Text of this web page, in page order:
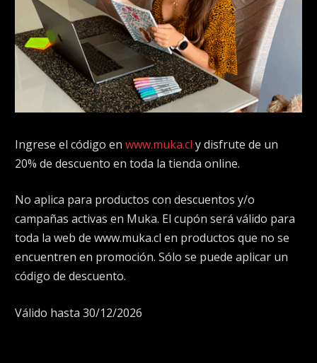
Ingrese el código en www.muka.cl y disfrute de un
20% de descuento en toda la tienda online.
No aplica para productos con descuentos y/o
campañas activas en Muka. El cupón será válido para
toda la web de www.muka.cl en productos que no se
encuentren en promoción. Sólo se puede aplicar un
código de descuento.
Válido hasta 30/12/2026